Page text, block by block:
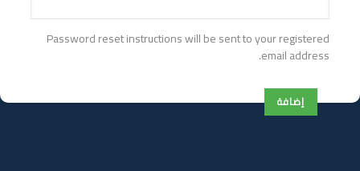
Password reset instructions will be sent to your registered
email address.